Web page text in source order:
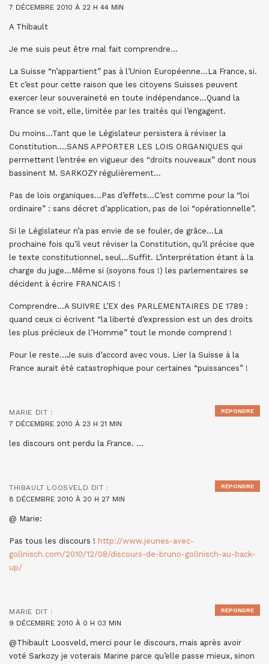
7 DÉCEMBRE 2010 À 22 H 44 MIN
A Thibault
Je me suis peut être mal fait comprendre…
La Suisse “n’appartient” pas à l’Union Européenne…La France, si.
Et c’est pour cette raison que les citoyens Suisses peuvent
exercer leur souveraineté en toute indépendance…Quand la
France se voit, elle, limitée par les traités qui l’engagent.
Du moins…Tant que le Législateur persistera à réviser la
Constitution….SANS APPORTER LES LOIS ORGANIQUES qui
permettent l’entrée en vigueur des “droits nouveaux” dont nous
bassinent M. SARKOZY régulièrement…
Pas de lois organiques…Pas d’effets…C’est comme pour la “loi
ordinaire” : sans décret d’application, pas de loi “opérationnelle”.
Si le Législateur n’a pas envie de se fouler, de grâce…La
prochaine fois qu’il veut réviser la Constitution, qu’il précise que
le texte constitutionnel, seul…Suffit. L’interprétation étant à la
charge du juge…Même si (soyons fous !) les parlementaires se
décident à écrire FRANCAIS !
Comprendre…A SUIVRE L’EX des PARLEMENTAIRES DE 1789 :
quand ceux ci écrivent “la liberté d’expression est un des droits
les plus précieux de l’Homme” tout le monde comprend !
Pour le reste…Je suis d’accord avec vous. Lier la Suisse à la
France aurait été catastrophique pour certaines “puissances” !
MARIE DIT :
7 DÉCEMBRE 2010 À 23 H 21 MIN
les discours ont perdu la France. …
RÉPONDRE
THIBAULT LOOSVELD DIT :
8 DÉCEMBRE 2010 À 20 H 27 MIN
@ Marie:
Pas tous les discours ! http://www.jeunes-avec-
gollnisch.com/2010/12/08/discours-de-bruno-gollnisch-au-back-
up/
RÉPONDRE
MARIE DIT :
9 DÉCEMBRE 2010 À 0 H 03 MIN
@Thibault Loosveld, merci pour le discours, mais après avoir
voté Sarkozy je voterais Marine parce qu’elle passe mieux, sinon
RÉPONDRE